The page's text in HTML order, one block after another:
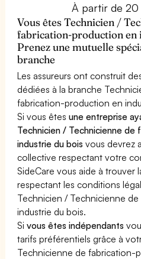
À partir de
Vous êtes Technicien /
fabrication-production en
Prenez une mutuelle
branche
Les assureurs ont construit
dédiées à la branche
fabrication-production en
Si vous êtesune entreprise
Technicien / Technicienne
industrie du bois vous devrez
collective respectant votre
SideCare vous aide à trouver
respectant les conditions
Technicien / Technicienne
industrie du bois.
Sivous êtes indépendants
tarifs préférentiels grâce à
Technicienne de fabrication-